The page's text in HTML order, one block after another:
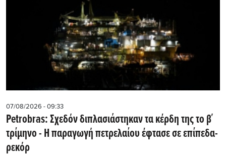
07/08/2026 - 09:33
Petrobras: Σχεδόν διπλασιάστηκαν τα κέρδη της το β΄
τρίμηνο - Η παραγωγή πετρελαίου έφτασε σε επίπεδα-
ρεκόρ